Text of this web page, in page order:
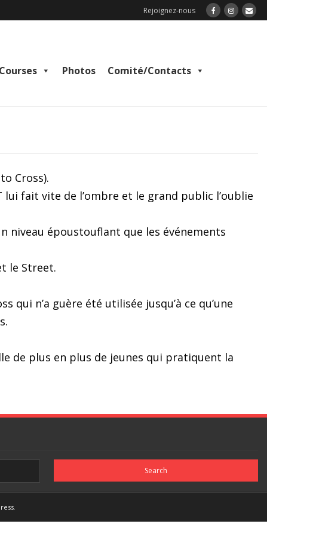
Rejoignez-nous
Photos
Comité/Contacts
Cross).
fait vite de l’ombre et le grand public l’oublie
niveau époustouflant que les événements
le Street.
n’a guère été utilisée jusqu’à ce qu’une
de plus en plus de jeunes qui pratiquent la
.